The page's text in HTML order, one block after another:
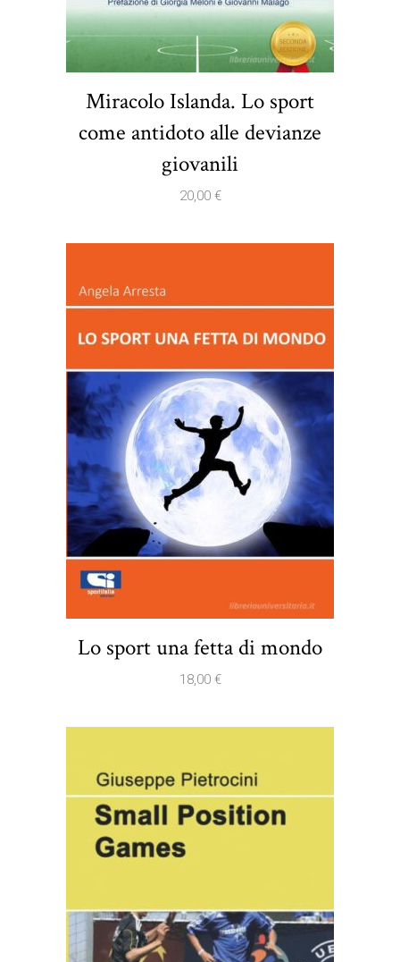
Miracolo Islanda. Lo sport
come antidoto alle devianze
giovanili
20,00 €
Lo sport una fetta di mondo
18,00 €